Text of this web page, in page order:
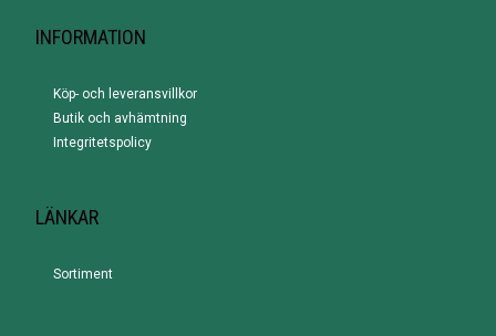
INFORMATION
Köp- och leveransvillkor
Butik och avhämtning
Integritetspolicy
LÄNKAR
Sortiment